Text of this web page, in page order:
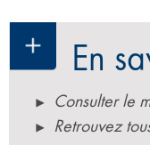
En
Consulter le
Retrouvez